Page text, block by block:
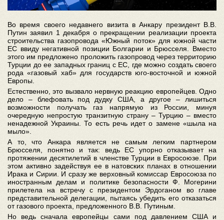
Во время своего недавнего визита в Анкару президент В.В.
Путин заявил 1 декабря о прекращении реализации проекта
строительства газопровода «Южный поток» для южной части
ЕС ввиду негативной позиции Болгарии и Брюсселя. Вместо
этого им предложено проложить газопровод через территорию
Турции до ее западных границ с ЕС, где можно создать своего
рода «газовый хаб» для государств юго-восточной и южной
Европы.
Естественно, это вызвало нервную реакцию европейцев. Одно
дело – блефовать под дудку США, а другое – лишиться
возможности получать газ напрямую из России, минуя
очередную непростую транзитную страну – Турцию – вместо
ненадежной Украины. То есть речь идет о замене «шыла на
мыло».
А то, что Анкара является не самым легким партнером
Брюсселя, понятно и так: ведь ЕС упорно отказывает на
протяжении десятилетий в членстве Турции в Евросоюзе. При
этом активно задействуя ее в натовских планах в отношении
Ирака и Сирии. И сразу же верховный комиссар Евросоюза по
иностранным делам и политике безопасности Ф. Могерини
прилетела на встречу с президентом Эрдоганом во главе
представительной делегации, пытаясь убедить его отказаться
от газового проекта, предложенного В.В. Путиным.
Но ведь сначала европейцы сами под давлением США и